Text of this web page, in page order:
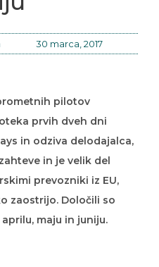
30 marca, 2017
pilotov
prvih dveh dni
in odziva delodajalca,
in je velik del
prevozniki iz EU,
zaostrijo. Določili so
maju in juniju.